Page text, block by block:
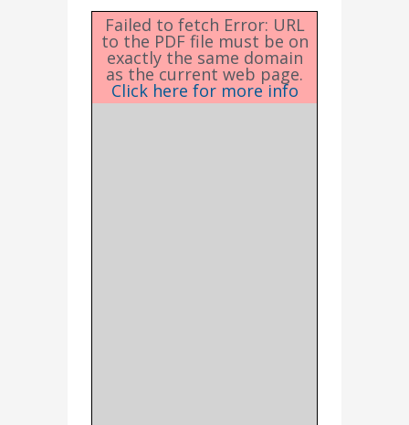
Failed to fetch Error: URL
to the PDF file must be on
exactly the same domain
as the current web page.
Click here for more info